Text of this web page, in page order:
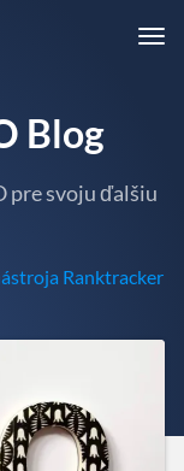
Blog
pre svoju ďalšiu
Ranktracker